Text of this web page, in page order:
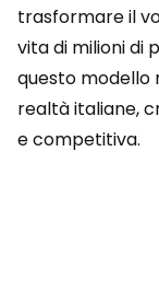
trasformare il
vita di milioni di
questo modello
realtà italiane,
e competitiva.